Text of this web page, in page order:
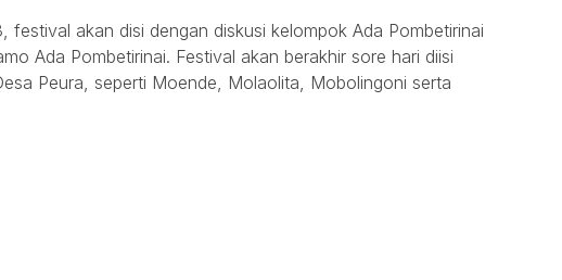
festival akan disi dengan diskusi kelompok Ada Pombetirinai
Ada Pombetirinai. Festival akan berakhir sore hari diisi
Peura, seperti Moende, Molaolita, Mobolingoni serta